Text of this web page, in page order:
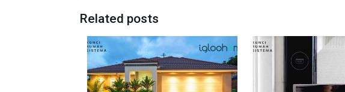
Related posts